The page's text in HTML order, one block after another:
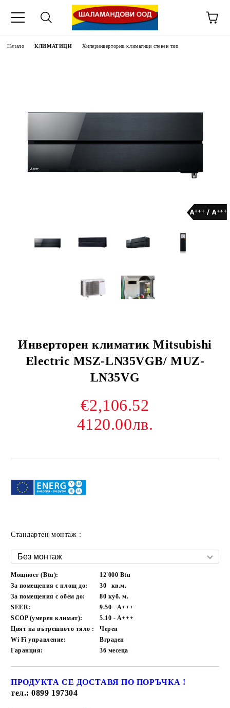
Начало КЛИМАТИЦИ Хиперинверторни климатици стенен тип
Инверторен климатик Mitsubishi
Electric MSZ-LN35VGB/ MUZ-
LN35VG
€2,106.52
4120.00лв.
Стандартен монтаж :
Мощност (Btu):
12'000 Btu
За помещения с площ до:
30
кв.м.
За помещения с обем до:
80 куб. м.
SEER:
9.50 - A+++
SCOP (умерен климат):
5.10 - A+++
Цвят на вътрешното тяло :
Черен
Wi Fi управление:
Вграден
Гаранция:
36 месеца
ПРОДУКТА СЕ ДОСТАВЯ ПО ПОРЪЧКА !
тел.: 0899 197304